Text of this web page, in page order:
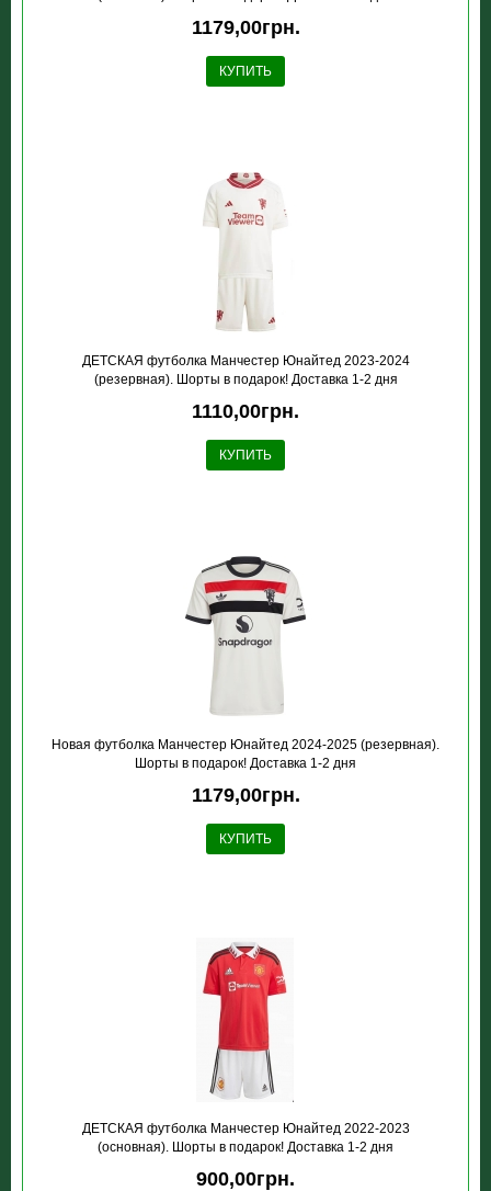
1179,00грн.
КУПИТЬ
ДЕТСКАЯ футболка Манчестер Юнайтед 2023-2024
(резервная). Шорты в подарок! Доставка 1-2 дня
1110,00грн.
КУПИТЬ
Новая футболка Манчестер Юнайтед 2024-2025 (резервная).
Шорты в подарок! Доставка 1-2 дня
1179,00грн.
КУПИТЬ
ДЕТСКАЯ футболка Манчестер Юнайтед 2022-2023
(основная). Шорты в подарок! Доставка 1-2 дня
900,00грн.